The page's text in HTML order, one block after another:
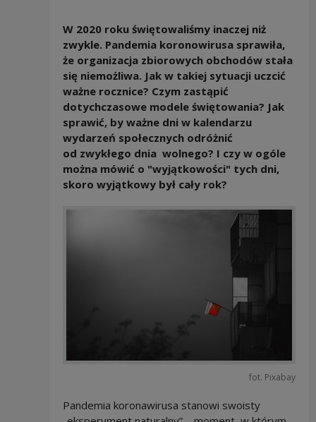
W 2020 roku świętowaliśmy inaczej niż
zwykle. Pandemia koronowirusa sprawiła,
że organizacja zbiorowych obchodów stała
się niemożliwa. Jak w takiej sytuacji uczcić
ważne rocznice? Czym zastąpić
dotychczasowe modele świętowania? Jak
sprawić, by ważne dni w kalendarzu
wydarzeń społecznych odróżnić
od zwykłego dnia wolnego? I czy w ogóle
można mówić o "wyjątkowości" tych dni,
skoro wyjątkowy był cały rok?
fot. Pixabay
Pandemia koronawirusa stanowi swoisty